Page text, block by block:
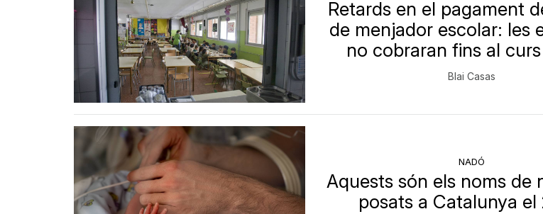
Retards en el pagament
de menjador escolar: les
no cobraran fins al
Blai Casas
NADÓ
Aquests són els noms de
posats a Catalunya